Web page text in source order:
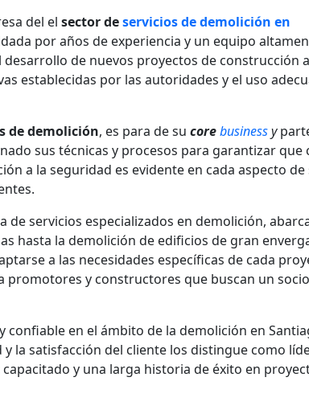
del elsector deservicios de demolición en
por años de experiencia y un equipo
de nuevos proyectos de construcción
establecidas por las autoridades y el uso
de demolición, es para de sucorebusinessy
sus técnicas y procesos para garantizar que
a la seguridad es evidente en cada aspecto de
de servicios especializados en demolición,
hasta la demolición de edificios de gran
a las necesidades específicas de cada
promotores y constructores que buscan un
confiable en el ámbito de la demolición en
la satisfacción del cliente los distingue como
y una larga historia de éxito en